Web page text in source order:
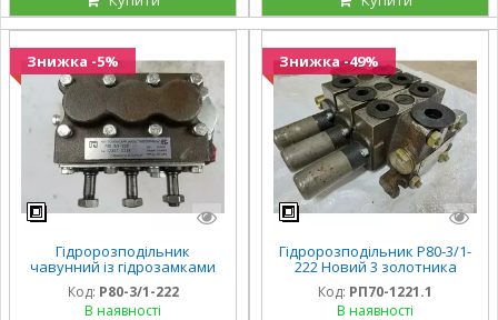
Знижка -5%
Гідророзподільник
чавунний із гідрозамками
люкс Р80-3/1-222Г Білорусь
для МТЗ, ЮМЗ, Т40, Т150, ДТ
75
Код: Р80-3/1-222
В наявності
Знижка -49%
Гідророзподільник Р80-3/1-
222 Новий 3 золотника
Код: РП70-1221.1
В наявності